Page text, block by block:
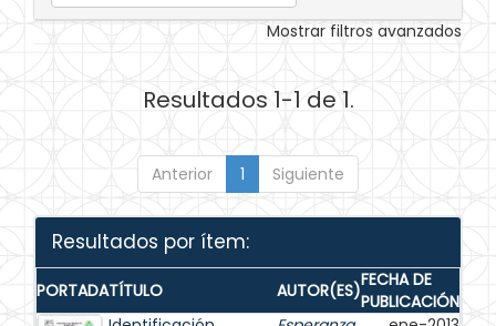
Mostrar filtros avanzados
Resultados 1-1 de 1.
Anterior 1 Siguiente
Resultados por ítem:
PORTADATÍTULO AUTOR(ES)FECHA DE
PUBLICACIÓN